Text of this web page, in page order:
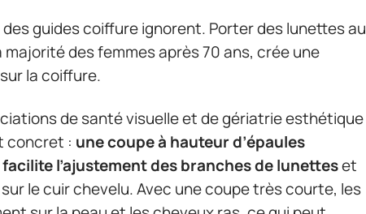
des guides coiffure ignorent. Porter des lunettes au
des femmes après 70 ans, crée une
la coiffure.
de santé visuelle et de gériatrie esthétique
concret : une coupe à hauteur d’épaules
l’ajustement des branches de lunetteset
le cuir chevelu. Avec une coupe très courte, les